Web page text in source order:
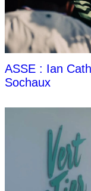
ASSE : Ian
Sochaux